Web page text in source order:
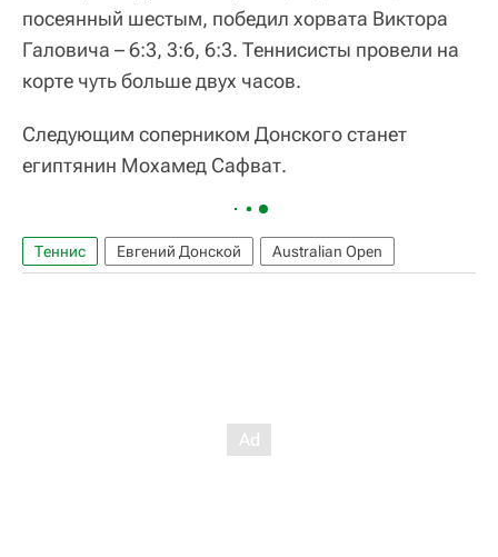
посеянный шестым, победил хорвата Виктора
Галовича – 6:3, 3:6, 6:3. Теннисисты провели на
корте чуть больше двух часов.
Следующим соперником Донского станет
египтянин Мохамед Сафват.
Теннис Евгений Донской Australian Open